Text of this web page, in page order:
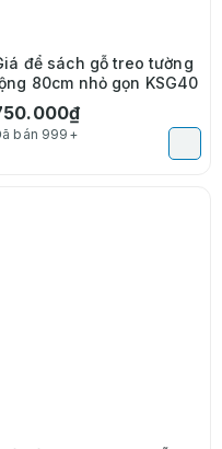
để sách gỗ treo tường
80cm nhỏ gọn KSG40
bán 999+